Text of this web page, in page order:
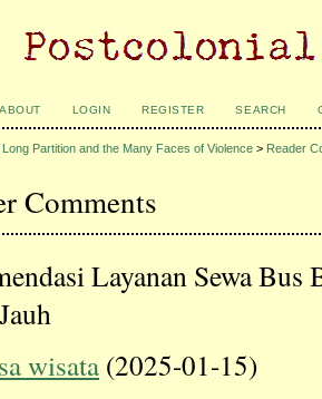
ABOUT LOGIN REGISTER SEARCH
Partition and the Many Faces of Violence > Reader
Comments
Layanan Sewa
wisata (2025-01-15)